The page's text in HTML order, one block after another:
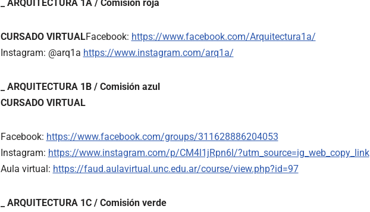
_ ARQUITECTURA 1A / Comisión roja
CURSADO VIRTUALFacebook: https://www.facebook.com/Arquitectura1a/
Instagram: @arq1a https://www.instagram.com/arq1a/
_ ARQUITECTURA 1B / Comisión azul
CURSADO VIRTUAL
Facebook: https://www.facebook.com/groups/311628886204053
Instagram: https://www.instagram.com/p/CM4l1jRpn6l/?utm_source=ig_web_copy_link
Aula virtual: https://faud.aulavirtual.unc.edu.ar/course/view.php?id=97
_ ARQUITECTURA 1C / Comisión verde